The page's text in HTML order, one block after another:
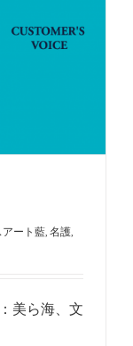
アート藍, 名護,
美ら海、文